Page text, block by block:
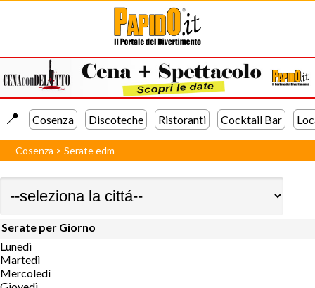
📍️ Cosenza Discoteche Ristoranti Cocktail Bar
Cosenza >Serate edm
Serate per Giorno
Lunedì
Martedì
Mercoledì